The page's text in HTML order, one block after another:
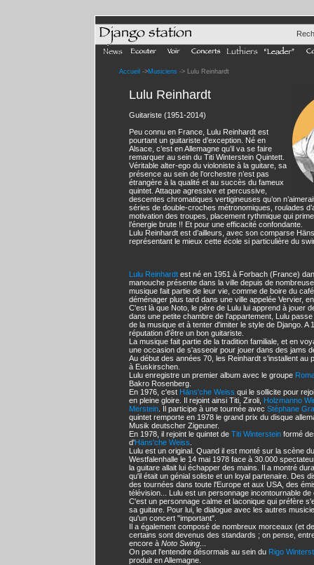
Accueil ->Musiciens -> Lulu Reinhardt
Lulu Reinhardt
Guitariste (1951-2014)
Peu connu en France, Lulu Reinhardt est
pourtant un guitariste d’exception. Né en
Alsace, c’est en Allemagne qu’il va se faire
remarquer au sein du Titi Winterstein Quintett.
Véritable alter-ego du violoniste à la guitare, sa
présence au sein de l’orchestre n’est pas
étrangère à la qualité et au succès du fameux
quintet. Attaque agressive et percussive,
descentes chromatiques vertigineuses qu’on
séries de double-croches métronomiques, roulades
motivation des troupes, placement rythmique qui
l’énergie brute !! Et pour une efficacité confondante.
Lulu Reinhardt est d’ailleurs, avec son comparse
représentant le mieux cette école si particulière du
Lulu Reinhardt est né en 1951 à Forbach (France)
manouche présente dans la ville depuis de
musique fait partie de leur vie, comme de boire du
déménager plus tard dans une ville appelée Vervier,
C'est là que Noto, le père de Lulu lui apprend à jouer
dans une petite chambre de l'appartement, Lulu
de la musique et à tenter d'imiter le style de Django. A
réputation d'être un bon guitariste.
La musique fait partie de la tradition familiale, et en
une occasion de s'asseoir pour jouer dans des jams
Au début des années 70, les Reinhardt s'installent au
à Euskirschen.
Lulu enregistre un premier album avec le groupe
Bakro Rosenberg.
En 1976, c'est Häns'che Weiss qui le sollicite pour
en pleine gloire. Il rejoint ainsi Titi, Ziroli, Holzmanno
Merstein . Il participe à une tournée avec Stéphane
quintet remporte en 1978 le grand prix du disque
Musik deutscher Zigeuner.
En 1978, il rejoint le quintet de Titi Winterstein formé
d'Häns'che Weiss
Lulu est un original. Quand il est monté sur la scène
Westfalenhalle le 14 mai 1978 face à 30.000
la guitare allait lui échapper des mains. Il a montré
qu'il était un génial soliste et un loyal partenaire. Des
des tournées dans toute l'Europe et aux USA, des
télévision... Lulu est un personnage incontournable de
C'est un personnage calme et laconique qui préfère
sa guitare. Pour lui, le dialogue avec les autres
qu'un concert "important".
Il a également composé de nombreux morceaux (et
certains sont devenus des standards ; on pense,
encore à Noto Swing
On peut l'entendre désormais au sein du Rigo
produit en Allemagne.